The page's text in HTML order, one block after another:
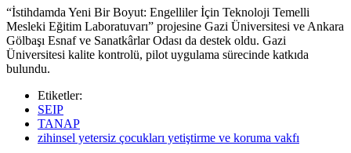
“İstihdamda Yeni Bir Boyut: Engelliler İçin Teknoloji Temelli
Mesleki Eğitim Laboratuvarı” projesine Gazi Üniversitesi ve Ankara
Gölbaşı Esnaf ve Sanatkârlar Odası da destek oldu. Gazi
Üniversitesi kalite kontrolü, pilot uygulama sürecinde katkıda
bulundu.
Etiketler:
SEIP
TANAP
zihinsel yetersiz çocukları yetiştirme ve koruma vakfı